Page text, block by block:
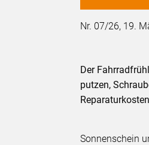
Nr. 07/26, 19.
Der
putzen,
Sonnenschein